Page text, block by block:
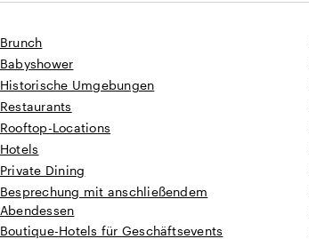
Brunch
Babyshower
Historische Umgebungen
Restaurants
Rooftop-Locations
Hotels
Private Dining
Besprechung mit anschließendem
Abendessen
Boutique-Hotels für Geschäftsevents